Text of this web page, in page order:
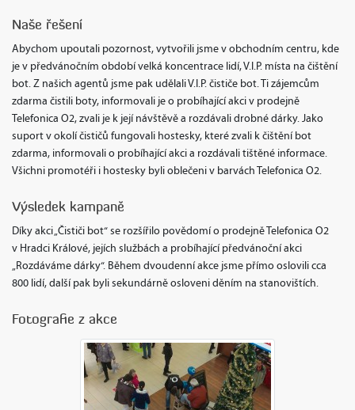
Naše řešení
Abychom upoutali pozornost, vytvořili jsme v obchodním centru, kde
je v předvánočním období velká koncentrace lidí, V.I.P. místa na čištění
bot. Z našich agentů jsme pak udělali V.I.P. čističe bot. Ti zájemcům
zdarma čistili boty, informovali je o probíhající akci v prodejně
Telefonica O2, zvali je k její návštěvě a rozdávali drobné dárky. Jako
suport v okolí čističů fungovali hostesky, které zvali k čištění bot
zdarma, informovali o probíhající akci a rozdávali tištěné informace.
Všichni promotéři i hostesky byli oblečeni v barvách Telefonica O2.
Výsledek kampaně
Díky akci „Čističi bot“ se rozšířilo povědomí o prodejně Telefonica O2
v Hradci Králové, jejích službách a probíhající předvánoční akci
„Rozdáváme dárky“. Během dvoudenní akce jsme přímo oslovili cca
800 lidí, další pak byli sekundárně osloveni děním na stanovištích.
Fotografie z akce